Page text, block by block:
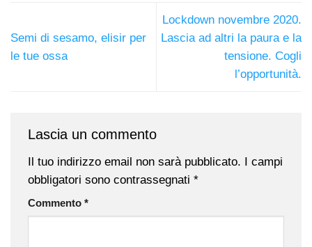
Semi di sesamo, elisir per
le tue ossa
Lockdown novembre 2020.
Lascia ad altri la paura e la
tensione. Cogli
l’opportunità.
Lascia un commento
Il tuo indirizzo email non sarà pubblicato. I campi
obbligatori sono contrassegnati *
Commento *